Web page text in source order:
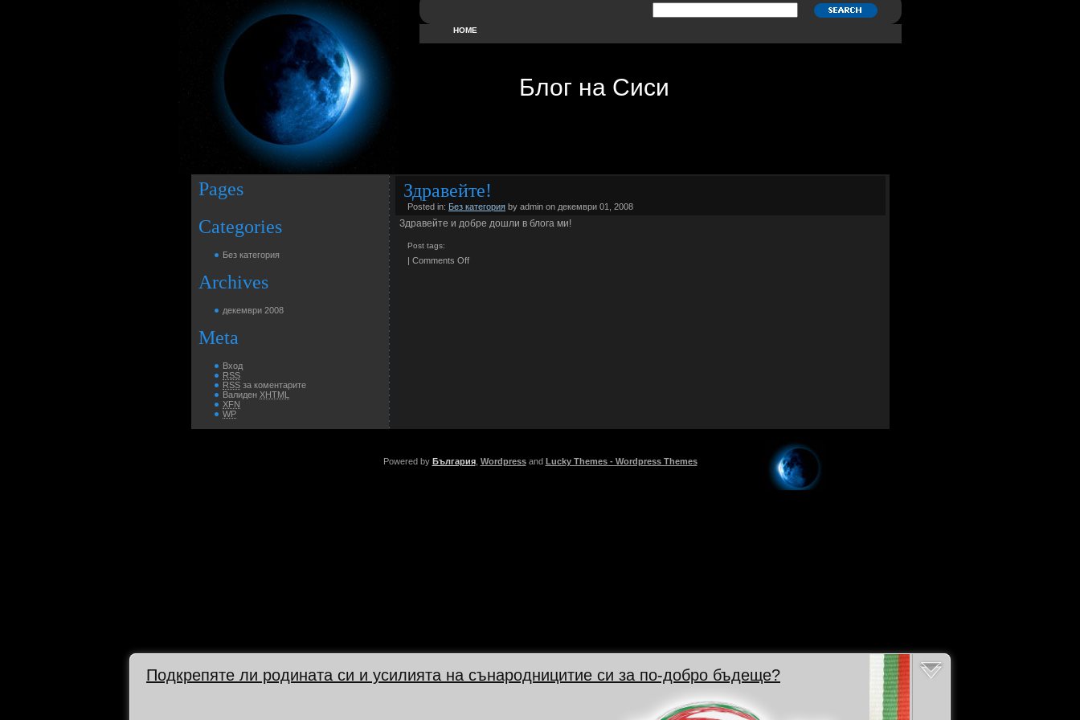
HOME
Блог на Сиси
Pages
Categories
Без категория
Archives
декември 2008
Meta
Вход
RSS
RSS за коментарите
Валиден XHTML
XFN
WP
Здравейте!
Posted in: Без категория by admin on декември 01, 2008
Здравейте и добре дошли в блога ми!
Post tags:
| Comments Off
Powered by България, Wordpressand Lucky Themes - Wordpress Themes
Подкрепяте ли родината си и усилията на сънародницитие си за по-добро бъдеще?